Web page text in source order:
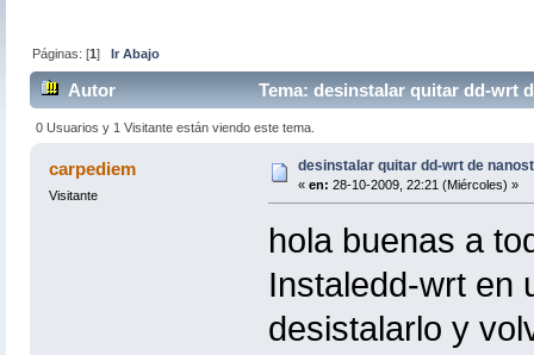
Páginas: [1]Ir Abajo
Autor Tema: desinstalar quitar dd-wrt
0 Usuarios y 1 Visitante están viendo este tema.
carpediem
Visitante
desinstalar quitar dd-wrt de
« en: 28-10-2009, 22:21 (Miércoles) »
hola buenas a
Instaledd-wrt en
desistalarlo y